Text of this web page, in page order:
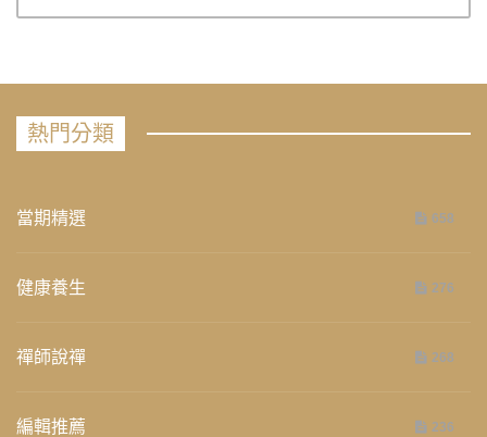
熱門分類
當期精選 658
健康養生 276
禪師說禪 268
編輯推薦 236